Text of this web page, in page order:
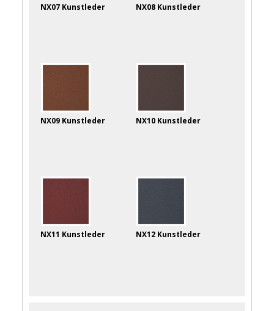
NX07 Kunstleder NX08 Kunstleder
NX09 Kunstleder NX10 Kunstleder
NX11 Kunstleder NX12 Kunstleder